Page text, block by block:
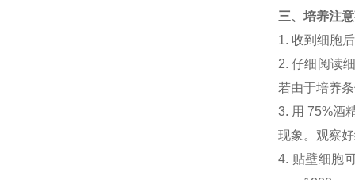
三、培养注
1. 收到细胞
2. 仔细阅读
若由于培养
3. 用 75%酒
现象。观察
4. 贴壁细胞